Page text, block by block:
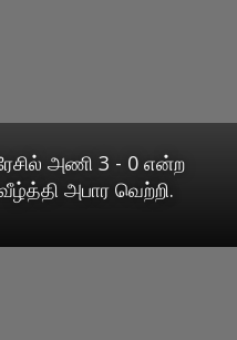
அணி 3 - 0 என்ற
அபார வெற்றி.